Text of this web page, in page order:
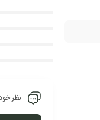
نظر